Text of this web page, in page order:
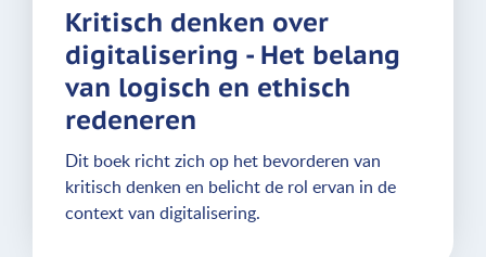
Kritisch denken over
digitalisering - Het belang
van logisch en ethisch
redeneren
Dit boek richt zich op het bevorderen van
kritisch denken en belicht de rol ervan in de
context van digitalisering.